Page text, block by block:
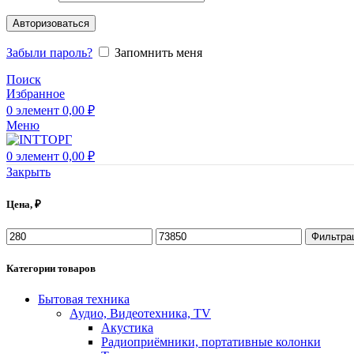
Авторизоваться
Забыли пароль?
Запомнить меня
Поиск
Избранное
0 элемент 0,00 ₽
Меню
0 элемент 0,00 ₽
Закрыть
Цена, ₽
Категории товаров
Бытовая техника
Аудио, Видеотехника, TV
Акустика
Радиоприёмники, портативные колонки